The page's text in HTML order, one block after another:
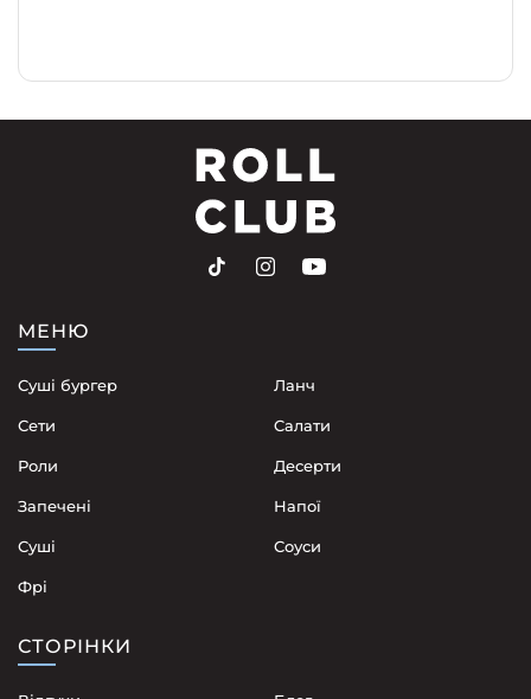
МЕНЮ
Суші бургер
Сети
Роли
Запечені
Суші
Фрі
Ланч
Cалати
Десерти
Напої
Соуси
СТОРІНКИ